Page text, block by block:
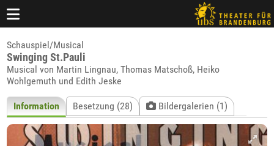
Schauspiel/Musical
Swinging St.Pauli
Musical von Martin Lingnau, Thomas Matschoß, Heiko
Wohlgemuth und Edith Jeske
Information Besetzung (28) Bildergalerien (1)